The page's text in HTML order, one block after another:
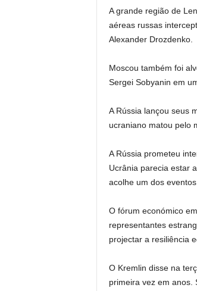
A grande região de
aéreas russas
Alexander Drozdenko.
Moscou também foi
Sergei Sobyanin em
A Rússia lançou seus
ucraniano matou pelo
A Rússia prometeu
Ucrânia parecia estar
acolhe um dos
O fórum económico
representantes
projectar a resiliência
O Kremlin disse na
primeira vez em anos.